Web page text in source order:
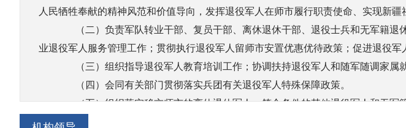
人民牺牲奉献的精神风范和价值导向，发挥退役军人在师市履行职责使命、实现新疆
（二）负责军队转业干部、复员干部、离休退休干部、退役士兵和无军籍退
业退役军人服务管理工作；贯彻执行退役军人留师市安置优惠优待政策；促进退役军
（三）组织指导退役军人教育培训工作；协调扶持退役军人和随军随调家属就
（四）会同有关部门贯彻落实兵团有关退役军人特殊保障政策。
（五）组织落实移交师市的离休退休军人、符合条件的其他退役军人和无军
医疗保障、社会保险等待遇保障工作。